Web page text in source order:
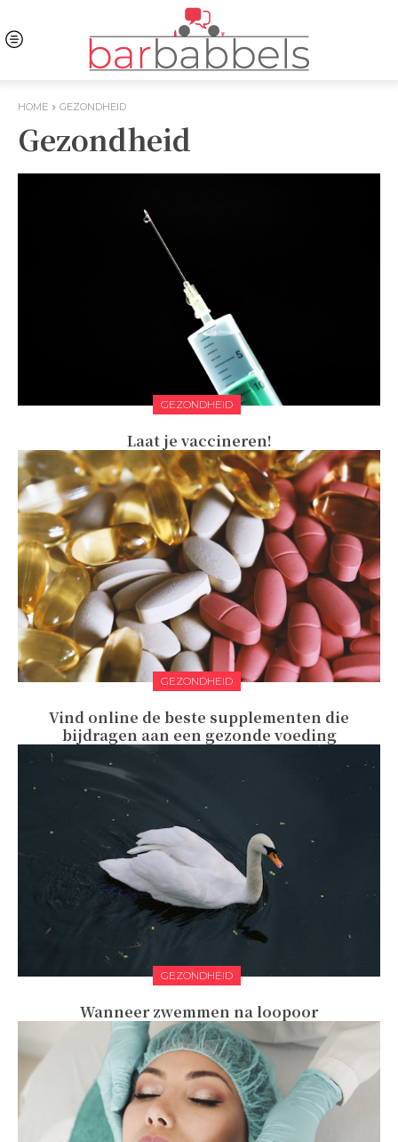
HOME GEZONDHEID
Gezondheid
GEZONDHEID
Laat je vaccineren!
GEZONDHEID
Vind online de beste supplementen die
bijdragen aan een gezonde voeding
GEZONDHEID
Wanneer zwemmen na loopoor